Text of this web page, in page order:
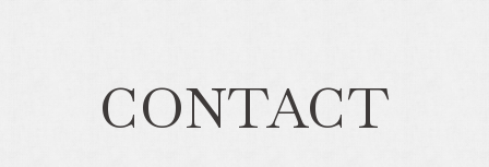
自社賃貸CONTACT